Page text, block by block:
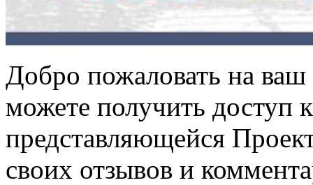
Добро пожаловать на
можете получить доступ
представляющейся
своих отзывов и